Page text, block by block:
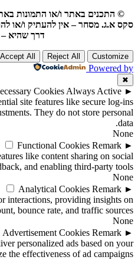
© התכנים באתר ו/או התמונות
סקס א.ג. מסחר – אין להעתיק ו/או
דרך שהיא
Customize
Reject All
Accept All
Powered by
✖
►
CookiesAlways Active
site features like secure log-ins
They do not store personal
data.
None
►
Functional Cookies Remark
like content sharing on social
and enabling third-party tools.
None
►
Analytical Cookies Remark
interactions, providing insights on
bounce rate, and traffic sources.
None
►
Advertisement Cookies Remark
personalized ads based on your
the effectiveness of ad campaigns.